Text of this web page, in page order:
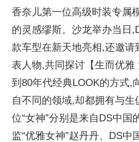
香奈儿第一位高级时装专属
的灵感缪斯。沙龙举办当日
款车型在新天地亮相,还邀请
表人物,共同探讨【生而优雅
到80年代经典LOOK的方式,
自不同的领域,却都拥有与生
位“女神”分别是来自DS中国
监“优雅女神”赵丹丹、DS